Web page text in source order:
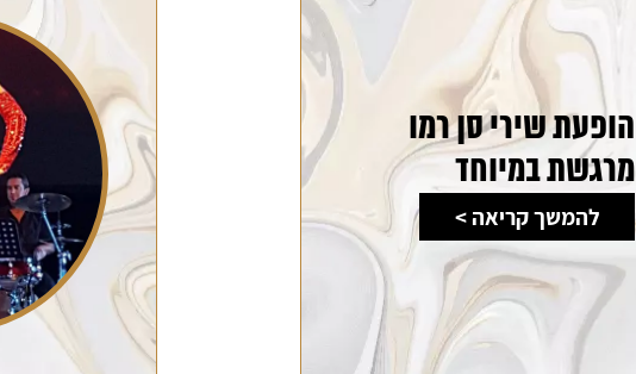
הופעת שירי סן רמו
מרגשת במיוחד
להמשך קריאה >